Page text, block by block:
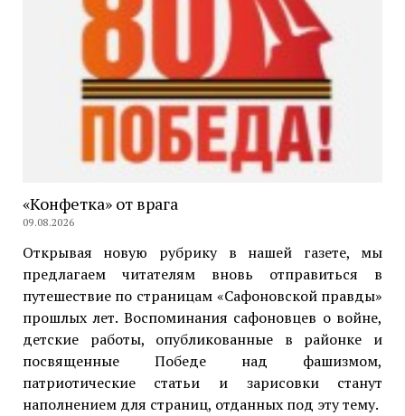
«Конфетка» от врага
09.08.2026
Открывая новую рубрику в нашей газете, мы
предлагаем читателям вновь отправиться в
путешествие по страницам «Сафоновской правды»
прошлых лет. Воспоминания сафоновцев о войне,
детские работы, опубликованные в районке и
посвященные Победе над фашизмом,
патриотические статьи и зарисовки станут
наполнением для страниц, отданных под эту тему.